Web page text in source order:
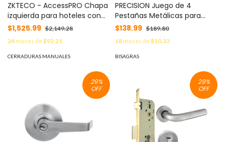
ZKTECO - AccessPRO Chapa
izquierda para hoteles con
tecnología MIFARE® / Sentido
Configurable MOD:
LOCKPRO-1HI
$1,525.99 $2,149.28
24meses de$92.21
CERRADURAS MANUALES
PRECISION Juego de 4
Pestañas Metálicas para
Fijación a Pared de
Gabinetes Línea PST. Incluye
tornillo y tuerca. MOD: PST-
WC-010
$138.99 $189.80
18meses de$10.32
BISAGRAS
29%
OFF
29%
OFF